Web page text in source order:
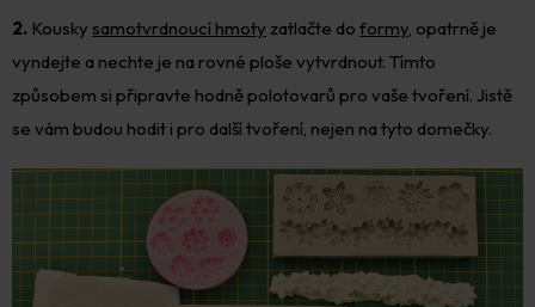
2. Kousky samotvrdnoucí hmoty zatlačte do formy, opatrně je
vyndejte a nechte je na rovné ploše vytvrdnout. Tímto
způsobem si připravte hodně polotovarů pro vaše tvoření. Jistě
se vám budou hodit i pro další tvoření, nejen na tyto domečky.